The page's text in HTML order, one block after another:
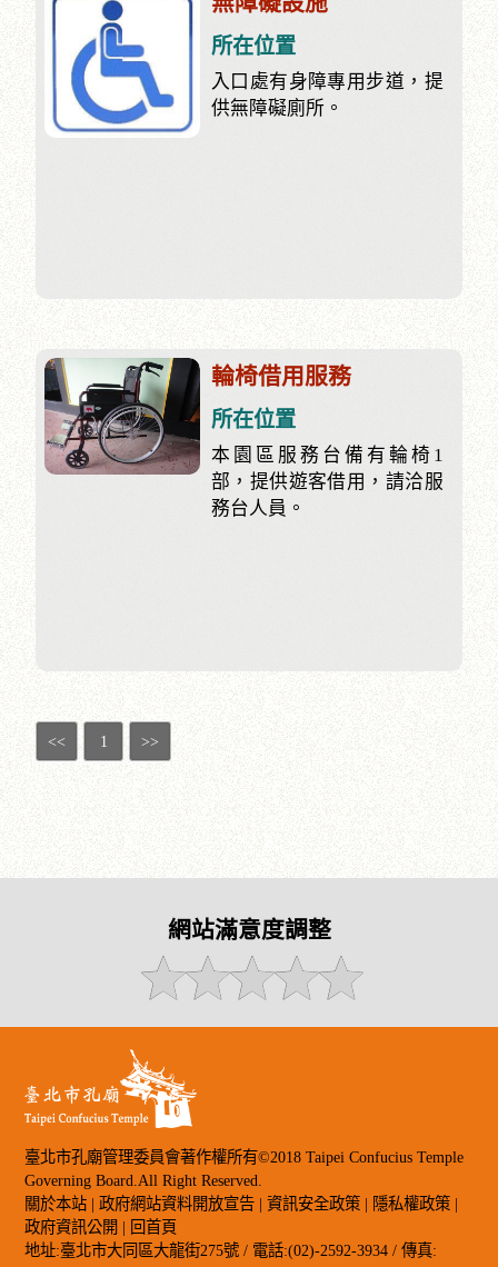
所在位置
入口處有身障專用步道，提
供無障礙廁所。
輪椅借用服務
所在位置
本園區服務台備有輪椅1
部，提供遊客借用，請洽服
務台人員。
<< 1 >>
網站滿意度調整
臺北市孔廟管理委員會著作權所有©2018 Taipei Confucius Temple
Governing Board.All Right Reserved.
關於本站 |政府網站資料開放宣告 |資訊安全政策 | 隱私權政策 |
政府資訊公開 | 回首頁
地址:臺北市大同區大龍街275號 / 電話:(02)-2592-3934 / 傳真: